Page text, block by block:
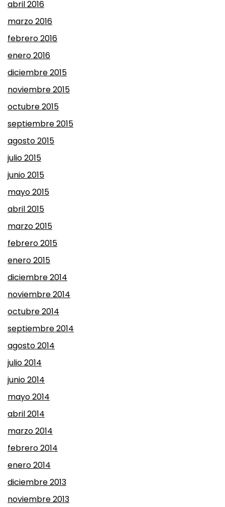
abril 2016
marzo 2016
febrero 2016
enero 2016
diciembre 2015
noviembre 2015
octubre 2015
septiembre 2015
agosto 2015
julio 2015
junio 2015
mayo 2015
abril 2015
marzo 2015
febrero 2015
enero 2015
diciembre 2014
noviembre 2014
octubre 2014
septiembre 2014
agosto 2014
julio 2014
junio 2014
mayo 2014
abril 2014
marzo 2014
febrero 2014
enero 2014
diciembre 2013
noviembre 2013